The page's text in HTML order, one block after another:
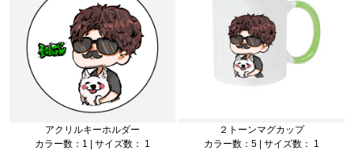
アクリルキーホルダー
カラー数：1 | サイズ数： 1
２トーンマグカップ
カラー数：5 | サイズ数： 1